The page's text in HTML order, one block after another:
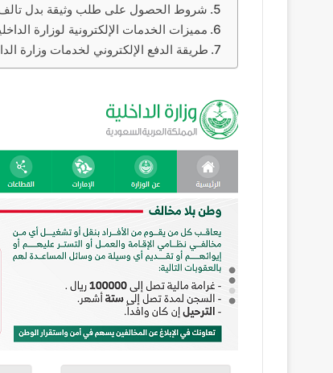
شروط الحصول على طلب وثيقة بدل
مميزات الخدمات الإلكترونية لوزارة
طريقة الدفع الإلكتروني لخدمات وزارة